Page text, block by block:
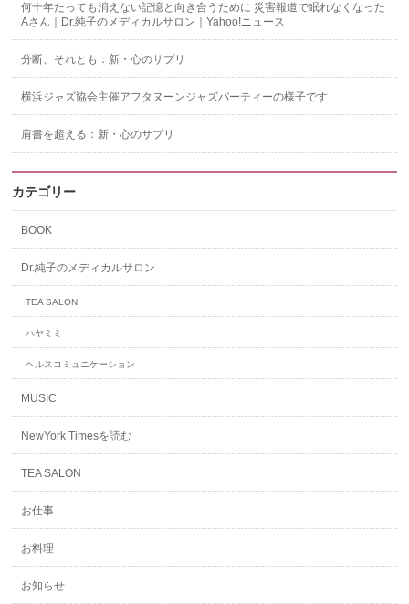
何十年たっても消えない記憶と向き合うために 災害報道で眠れなくなった
Aさん｜Dr.純子のメディカルサロン｜Yahoo!ニュース
分断、それとも：新・心のサプリ
横浜ジャズ協会主催アフタヌーンジャズパーティーの様子です
肩書を超える：新・心のサプリ
カテゴリー
BOOK
Dr.純子のメディカルサロン
TEA SALON
ハヤミミ
ヘルスコミュニケーション
MUSIC
NewYork Timesを読む
TEA SALON
お仕事
お料理
お知らせ